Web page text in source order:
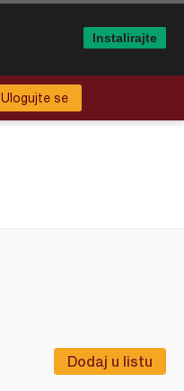
Ulogujte se
Dodaj u listu
Instalirajte